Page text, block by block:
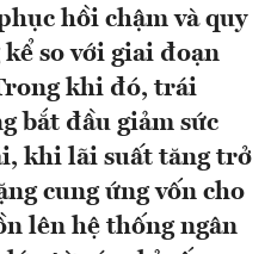
hồi chậm và quy
so với giai đoạn
khi đó, trái
bắt đầu giảm sức
khi lãi suất tăng trở
cung ứng vốn cho
lên hệ thống ngân